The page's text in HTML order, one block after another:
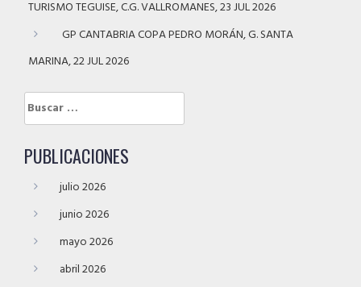
TURISMO TEGUISE, C.G. VALLROMANES, 23 JUL 2026
GP CANTABRIA COPA PEDRO MORÁN, G. SANTA
MARINA, 22 JUL 2026
Buscar:
PUBLICACIONES
julio 2026
junio 2026
mayo 2026
abril 2026